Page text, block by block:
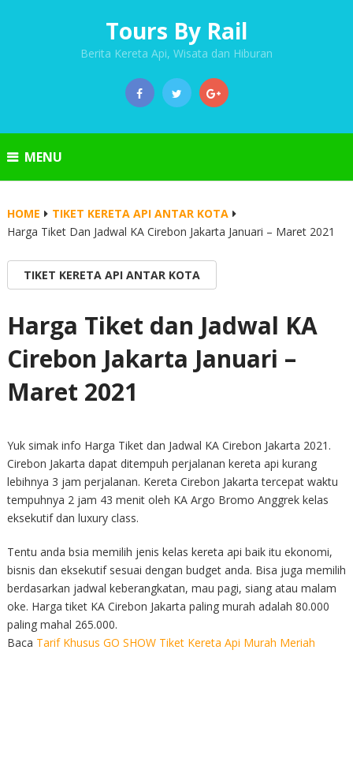
Tours By Rail
Berita Kereta Api, Wisata dan Hiburan
MENU
HOME
TIKET KERETA API ANTAR KOTA
Harga Tiket Dan Jadwal KA Cirebon Jakarta Januari – Maret 2021
TIKET KERETA API ANTAR KOTA
Harga Tiket dan Jadwal KA
Cirebon Jakarta Januari –
Maret 2021
Yuk simak info Harga Tiket dan Jadwal KA Cirebon Jakarta 2021.
Cirebon Jakarta dapat ditempuh perjalanan kereta api kurang
lebihnya 3 jam perjalanan. Kereta Cirebon Jakarta tercepat waktu
tempuhnya 2 jam 43 menit oleh KA Argo Bromo Anggrek kelas
eksekutif dan luxury class.
Tentu anda bsia memilih jenis kelas kereta api baik itu ekonomi,
bisnis dan eksekutif sesuai dengan budget anda. Bisa juga memilih
berdasarkan jadwal keberangkatan, mau pagi, siang atau malam
oke. Harga tiket KA Cirebon Jakarta paling murah adalah 80.000
paling mahal 265.000.
Baca Tarif Khusus GO SHOW Tiket Kereta Api Murah Meriah